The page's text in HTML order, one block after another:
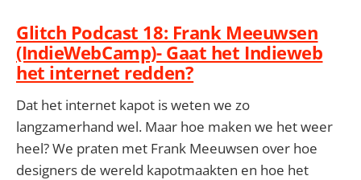
Glitch Podcast 18: Frank Meeuwsen
(IndieWebCamp)- Gaat het Indieweb
het internet redden?
Dat het internet kapot is weten we zo
langzamerhand wel. Maar hoe maken we het weer
heel? We praten met Frank Meeuwsen over hoe
designers de wereld kapotmaakten en hoe het